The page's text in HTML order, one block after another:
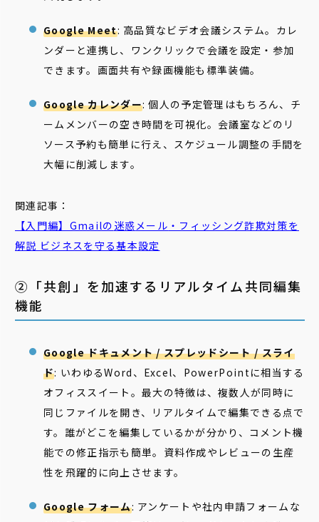
Google Meet: 高品質なビデオ会議システム。カレ
ンダーと連携し、ワンクリックで会議を設定・参加
できます。画面共有や録画機能も標準装備。
Google カレンダー: 個人の予定管理はもちろん、チ
ームメンバーの空き時間を可視化。会議室などのリ
ソース予約も簡単に行え、スケジュール調整の手間を
大幅に削減します。
関連記事：
【入門編】Gmailの 迷惑メール ・フィッシング詐欺対策を
解説 ビジネスを守る基本設定
②「共創」を加速するリアルタイム共同編集
機能
Google ドキュメント / スプレッドシート / スライ
ド: いわゆるWord、Excel、PowerPointに相当する
オフィススイート。最大の特徴は、複数人が同時に
同じファイルを開き、リアルタイムで編集できる点で
す。誰がどこを編集しているかが分かり、コメント機
能での修正指示も簡単。資料作成やレビューの生産
性を飛躍的に向上させます。
Google フォーム: アンケートや社内申請フォームな